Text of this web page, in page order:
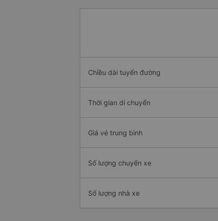
Chiều dài tuyến đường
Thời gian di chuyển
Giá vé trung bình
Số lượng chuyến xe
Số lượng nhà xe